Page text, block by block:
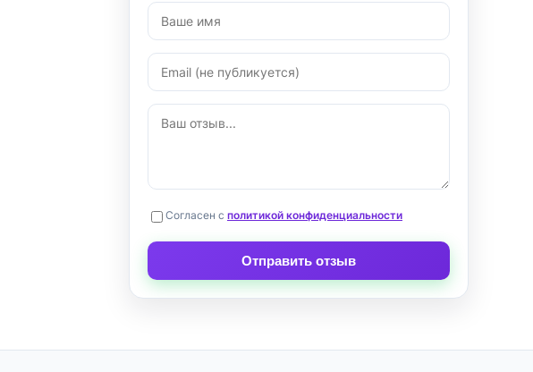
Согласен с политикой конфиденциальности
Отправить отзыв